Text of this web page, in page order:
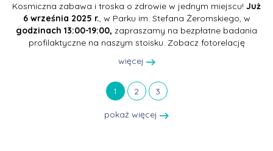
Kosmiczna zabawa i troska o zdrowie w jednym miejscu! Już
6 września 2025 r., w Parku im. Stefana Żeromskiego, w
godzinach 13:00-19:00, zapraszamy na bezpłatne badania
profilaktyczne na naszym stoisku. Zobacz fotorelację
więcej
1 2 3
pokaż więcej